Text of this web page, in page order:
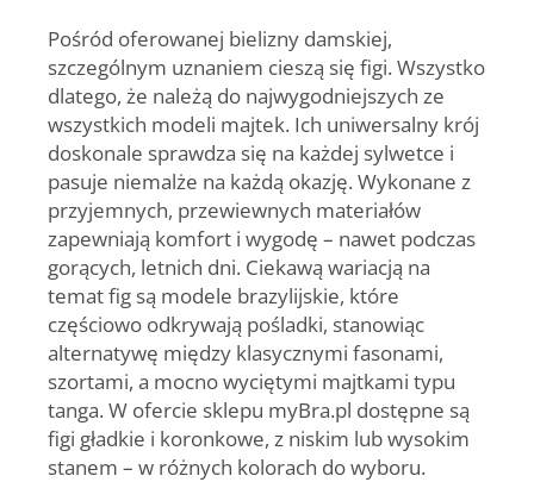
Pośród oferowanej bielizny damskiej,
szczególnym uznaniem cieszą się figi. Wszystko
dlatego, że należą do najwygodniejszych ze
wszystkich modeli majtek. Ich uniwersalny krój
doskonale sprawdza się na każdej sylwetce i
pasuje niemalże na każdą okazję. Wykonane z
przyjemnych, przewiewnych materiałów
zapewniają komfort i wygodę – nawet podczas
gorących, letnich dni. Ciekawą wariacją na
temat fig są modele brazylijskie, które
częściowo odkrywają pośladki, stanowiąc
alternatywę między klasycznymi fasonami,
szortami, a mocno wyciętymi majtkami typu
tanga. W ofercie sklepu myBra.pl dostępne są
figi gładkie i koronkowe, z niskim lub wysokim
stanem – w różnych kolorach do wyboru.